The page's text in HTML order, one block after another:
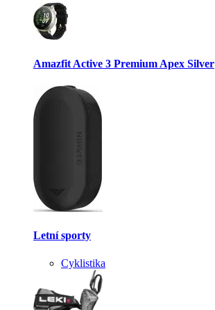
Amazfit Active 3 Premium Apex Silver
Letní sporty
Cyklistika